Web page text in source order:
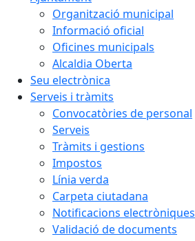
Organització municipal
Informació oficial
Oficines municipals
Alcaldia Oberta
Seu electrònica
Serveis i tràmits
Convocatòries de personal
Serveis
Tràmits i gestions
Impostos
Línia verda
Carpeta ciutadana
Notificacions electròniques
Validació de documents